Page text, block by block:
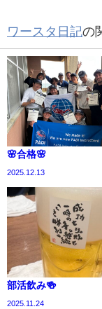
ワースタ日記の
🌸合格🌸
2025.12.13
部活飲み🍻
2025.11.24